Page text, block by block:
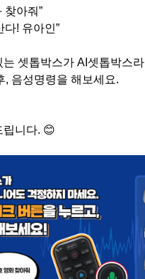
찾아줘”
다! 유아인”
는 셋톱박스가 AI 셋톱박스라
, 음성명령을 해보세요.
립니다. 😊